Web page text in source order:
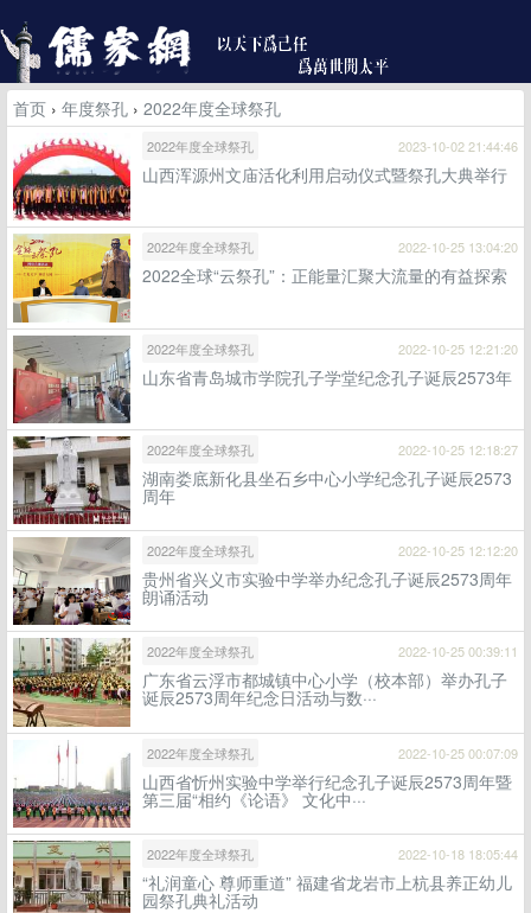
首页 › 年度祭孔 › 2022年度全球祭孔
2022年度全球祭孔 2023-10-02 21:44:46
山西浑源州文庙活化利用启动仪式暨祭孔大典举行
2022年度全球祭孔 2022-10-25 13:04:20
2022全球“云祭孔”：正能量汇聚大流量的有益探索
2022年度全球祭孔 2022-10-25 12:21:20
山东省青岛城市学院孔子学堂纪念孔子诞辰2573年
2022年度全球祭孔 2022-10-25 12:18:27
湖南娄底新化县坐石乡中心小学纪念孔子诞辰2573
周年
2022年度全球祭孔 2022-10-25 12:12:20
贵州省兴义市实验中学举办纪念孔子诞辰2573周年
朗诵活动
2022年度全球祭孔 2022-10-25 00:39:11
广东省云浮市都城镇中心小学（校本部）举办孔子
诞辰2573周年纪念日活动与数···
2022年度全球祭孔 2022-10-25 00:07:09
山西省忻州实验中学举行纪念孔子诞辰2573周年暨
第三届“相约《论语》 文化中···
2022年度全球祭孔 2022-10-18 18:05:44
“礼润童心 尊师重道” 福建省龙岩市上杭县养正幼儿
园祭孔典礼活动